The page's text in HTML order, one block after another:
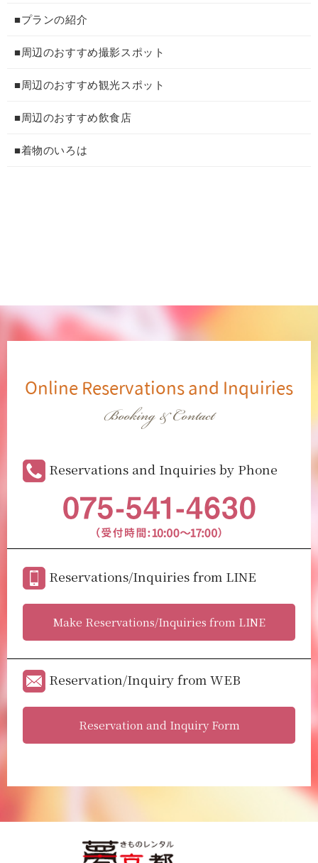
■プランの紹介
■周辺のおすすめ撮影スポット
■周辺のおすすめ観光スポット
■周辺のおすすめ飲食店
■着物のいろは
Online Reservations and Inquiries
Booking & Contact
Reservations and Inquiries by Phone
Reservations/Inquiries from LINE
Make Reservations/Inquiries from LINE
Reservation/Inquiry from WEB
Reservation and Inquiry Form